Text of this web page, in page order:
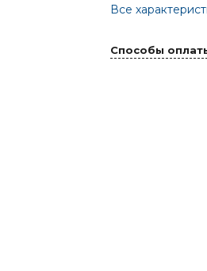
Все
Способы